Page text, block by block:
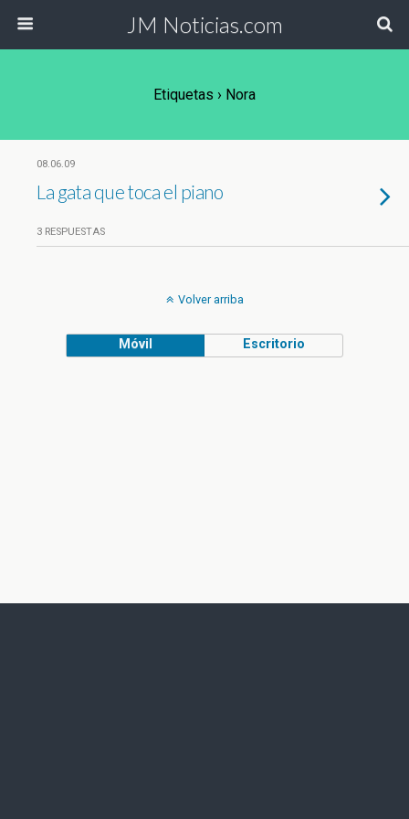
JM Noticias.com
Etiquetas › Nora
08.06.09
La gata que toca el piano
3 RESPUESTAS
Volver arriba
Móvil Escritorio